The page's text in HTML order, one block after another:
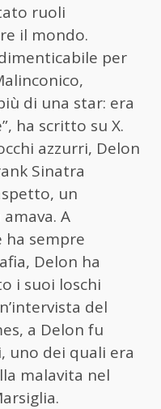
ruoli
il mondo.
per
di una star: era
ha scritto su X.
azzurri, Delon
Sinatra
un
A
ha sempre
Delon ha
i suoi loschi
del
a Delon fu
uno dei quali era
malavita nel